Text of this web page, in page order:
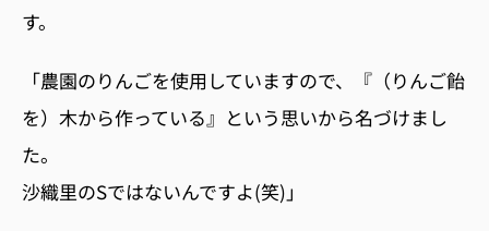
す。
「農園のりんごを使用していますので、『（りんご飴
を）木から作っている』という思いから名づけまし
た。
沙織里のSではないんですよ(笑)」